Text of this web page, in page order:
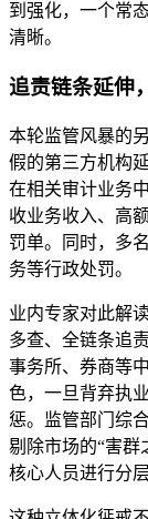
到强化，一个常
清晰。
追责链条延伸
本轮监管风暴的
假的第三方机构
在相关审计业务
收业务收入、高
罚单。同时，多
务等行政处罚。
业内专家对此解
多查、全链条追
事务所、券商等
色，一旦背弃执
惩。监管部门综
剔除市场的“害群
核心人员进行分